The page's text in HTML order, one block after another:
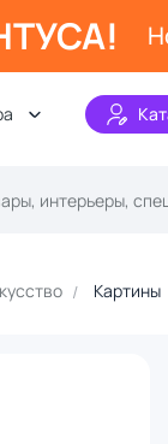
Картины